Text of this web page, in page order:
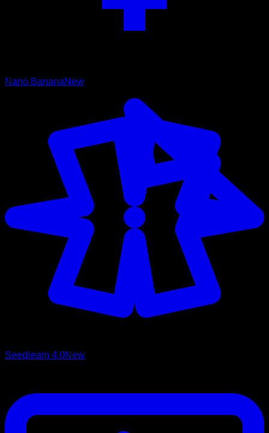
Nano BananaNew
Seedream 4.0New